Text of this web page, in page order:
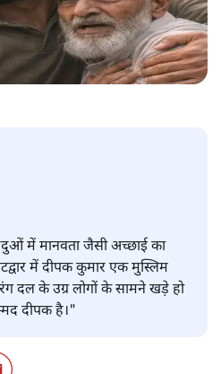
में मानवता जैसी अच्छाई का
में दीपक कुमार एक मुस्लिम
दल के उग्र लोगों के सामने खड़े हो
दीपक है।"